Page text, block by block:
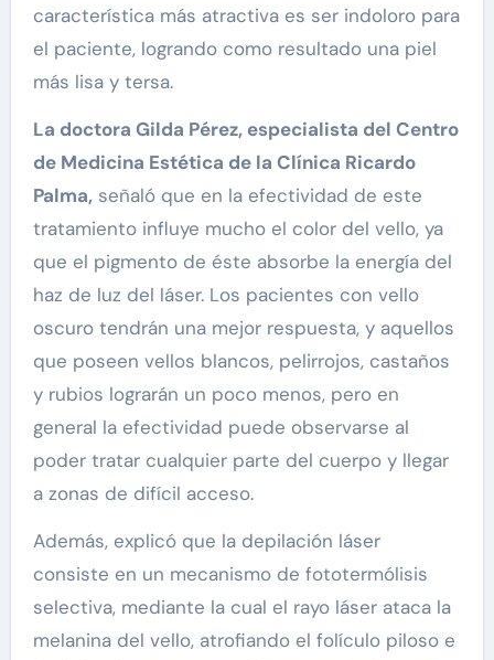
característica más atractiva es ser indoloro para
el paciente, logrando como resultado una piel
más lisa y tersa.
La doctora Gilda Pérez, especialista del Centro
de Medicina Estética de la Clínica Ricardo
Palma,señaló que en la efectividad de este
tratamiento influye mucho el color del vello, ya
que el pigmento de éste absorbe la energía del
haz de luz del láser. Los pacientes con vello
oscuro tendrán una mejor respuesta, y aquellos
que poseen vellos blancos, pelirrojos, castaños
y rubios lograrán un poco menos, pero en
general la efectividad puede observarse al
poder tratar cualquier parte del cuerpo y llegar
a zonas de difícil acceso.
Además, explicó que la depilación láser
consiste en un mecanismo de fototermólisis
selectiva, mediante la cual el rayo láser ataca la
melanina del vello, atrofiando el folículo piloso e